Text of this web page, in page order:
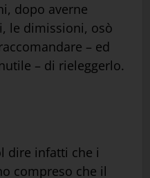
dopo averne
le dimissioni, osò
– ed
– di rieleggerlo.
dire infatti che i
compreso che il